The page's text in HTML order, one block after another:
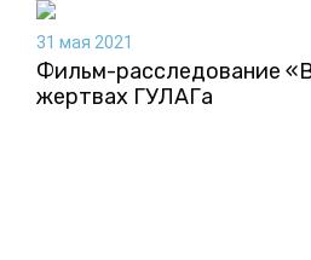
31 мая 2021
Фильм-расследование
жертвах ГУЛАГа